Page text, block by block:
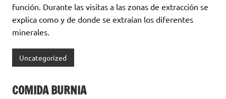
función. Durante las visitas a las zonas de extracción se
explica como y de donde se extraían los diferentes
minerales.
Uncategorized
COMIDA BURNIA